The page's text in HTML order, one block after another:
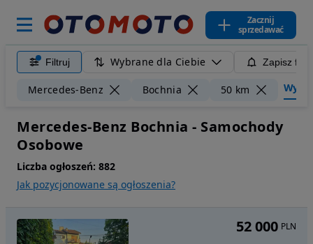
Zacznij
sprzedawać
Filtruj Wybrane dla Ciebie Zapisz
Mercedes-Benz Bochnia 50 km
Mercedes-Benz Bochnia - Samochody
Osobowe
Liczba ogłoszeń: 882
Jak pozycjonowane są ogłoszenia?
52 000 PLN